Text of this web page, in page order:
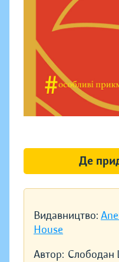
Видавництво:
House
Автор:
Де